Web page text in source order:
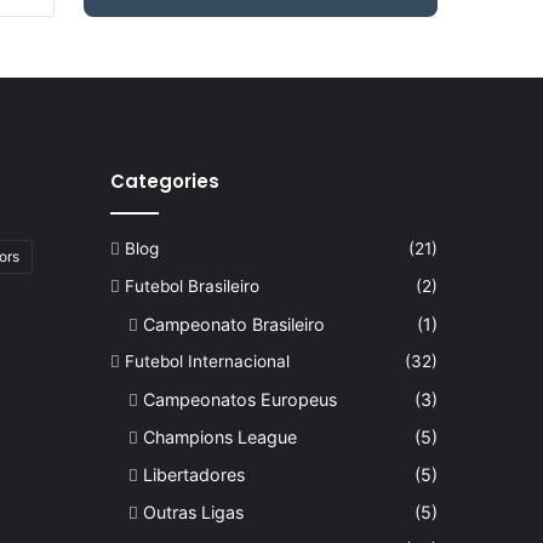
c
Categories
Blog
(21)
Futebol Brasileiro
(2)
Campeonato Brasileiro (1)
Futebol Internacional (32)
Campeonatos Europeus
(3)
Champions League
(5)
Libertadores
(5)
Outras Ligas
(5)